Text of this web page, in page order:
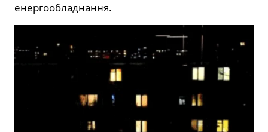
енергообладнання.